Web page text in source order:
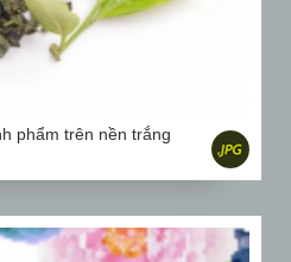
phẩm trên nền trắng